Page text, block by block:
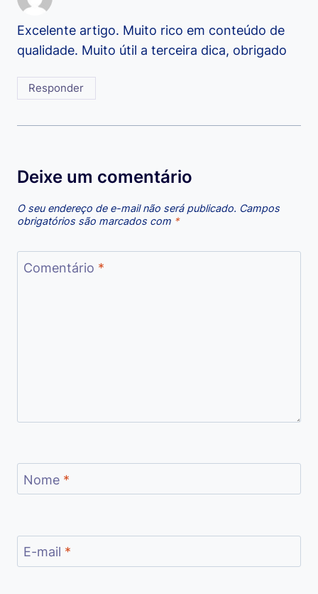
Excelente artigo. Muito rico em conteúdo de
qualidade. Muito útil a terceira dica, obrigado
Responder
Deixe um comentário
O seu endereço de e-mail não será publicado. Campos
obrigatórios são marcados com *
Comentário *
Nome *
E-mail *